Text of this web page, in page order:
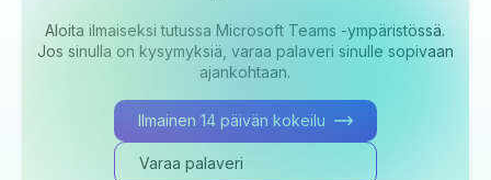
Aloita ilmaiseksi tutussa Microsoft Teams -ympäristössä.
Jos sinulla on kysymyksiä, varaa palaveri sinulle sopivaan
ajankohtaan.
Ilmainen 14 päivän kokeilu
Varaa palaveri